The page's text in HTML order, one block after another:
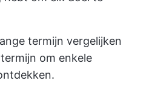
termijn vergelijken
om enkele